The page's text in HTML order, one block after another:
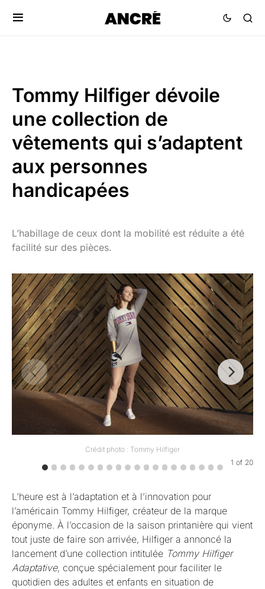
Tommy Hilfiger dévoile
une collection de
vêtements qui s’adaptent
aux personnes
handicapées
L’habillage de ceux dont la mobilité est réduite a été
facilité sur des pièces.
Crédit photo : Tommy Hilfiger
1 of 20
L’heure est à l’adaptation et à l’innovation pour
l’américain Tommy Hilfiger, créateur de la marque
éponyme. À l’occasion de la saison printanière qui vient
tout juste de faire son arrivée, Hilfiger a annoncé la
lancement d’une collection intitulée Tommy Hilfiger
Adaptative, conçue spécialement pour faciliter le
quotidien des adultes et enfants en situation de